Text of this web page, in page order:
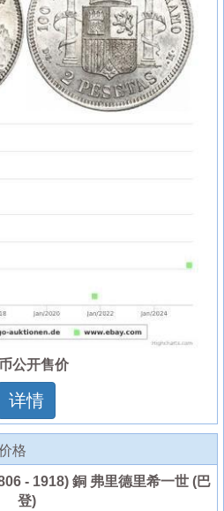
公开售价
详情
格
- 1918) 銅 弗里德里希一世 (巴
登)